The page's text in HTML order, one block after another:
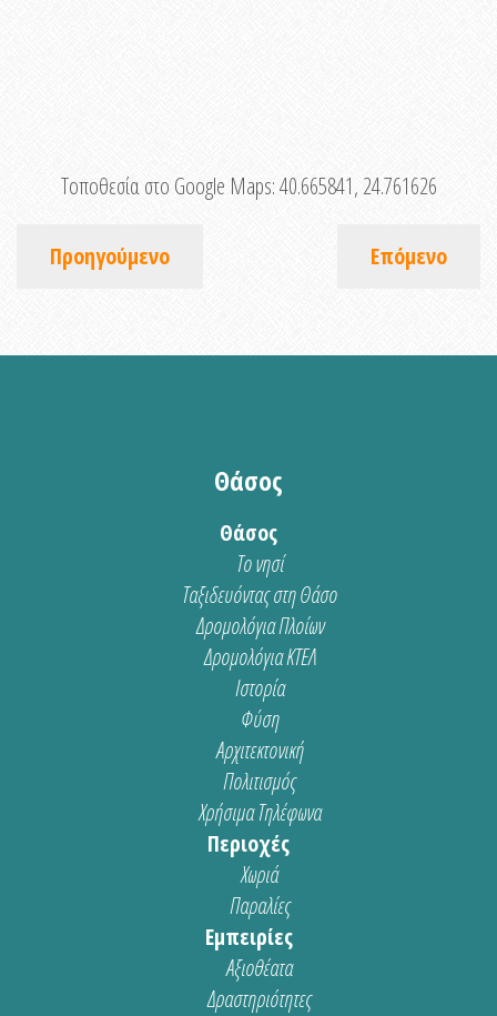
Τοποθεσία στο Google Maps:40.665841, 24.761626
Προηγούμενο Επόμενο
Θάσος
Θάσος
Το νησί
Ταξιδευόντας στη Θάσο
Δρομολόγια Πλοίων
Δρομολόγια ΚΤΕΛ
Ιστορία
Φύση
Αρχιτεκτονική
Πολιτισμός
Χρήσιμα Τηλέφωνα
Περιοχές
Χωριά
Παραλίες
Εμπειρίες
Αξιοθέατα
Δραστηριότητες